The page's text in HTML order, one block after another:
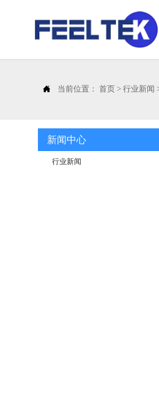
 当前位置：首页 >行业新闻
新闻中心
行业新闻